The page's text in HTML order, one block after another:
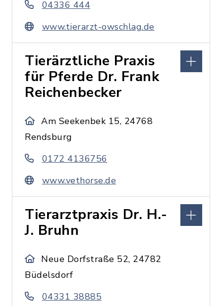
04336 444
www.tierarzt-owschlag.de
Tierärztliche Praxis
für Pferde Dr. Frank
Reichenbecker
Am Seekenbek 15, 24768
Rendsburg
0172 4136756
www.vethorse.de
Tierarztpraxis Dr. H.-
J. Bruhn
Neue Dorfstraße 52, 24782
Büdelsdorf
04331 38885